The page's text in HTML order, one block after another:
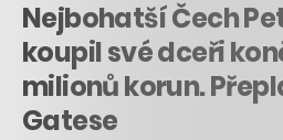
Nejbohatší Čech
koupil své dceři
milionů korun.
Gatese